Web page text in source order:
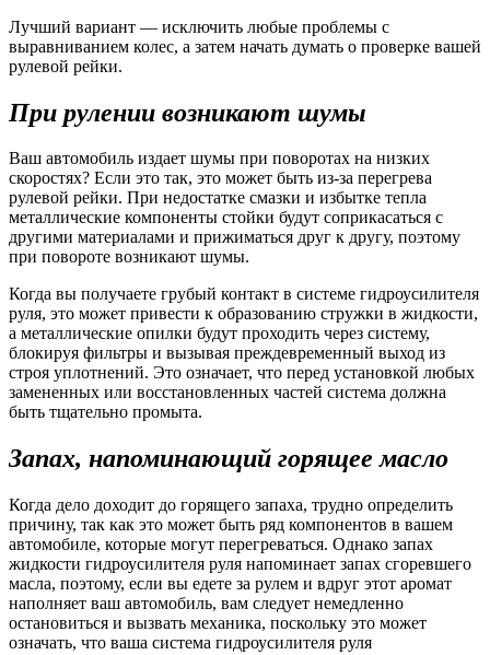
Лучший вариант — исключить любые проблемы с
выравниванием колес, а затем начать думать о проверке вашей
рулевой рейки.
При рулении возникают шумы
Ваш автомобиль издает шумы при поворотах на низких
скоростях? Если это так, это может быть из-за перегрева
рулевой рейки. При недостатке смазки и избытке тепла
металлические компоненты стойки будут соприкасаться с
другими материалами и прижиматься друг к другу, поэтому
при повороте возникают шумы.
Когда вы получаете грубый контакт в системе гидроусилителя
руля, это может привести к образованию стружки в жидкости,
а металлические опилки будут проходить через систему,
блокируя фильтры и вызывая преждевременный выход из
строя уплотнений. Это означает, что перед установкой любых
замененных или восстановленных частей система должна
быть тщательно промыта.
Запах, напоминающий горящее масло
Когда дело доходит до горящего запаха, трудно определить
причину, так как это может быть ряд компонентов в вашем
автомобиле, которые могут перегреваться. Однако запах
жидкости гидроусилителя руля напоминает запах сгоревшего
масла, поэтому, если вы едете за рулем и вдруг этот аромат
наполняет ваш автомобиль, вам следует немедленно
остановиться и вызвать механика, поскольку это может
означать, что ваша система гидроусилителя руля